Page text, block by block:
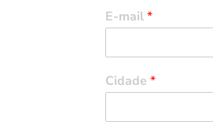
E-mail*
Cidade*